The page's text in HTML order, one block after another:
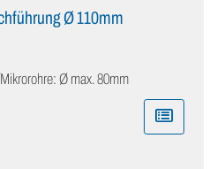
Ø 110mm
Ø max. 80mm